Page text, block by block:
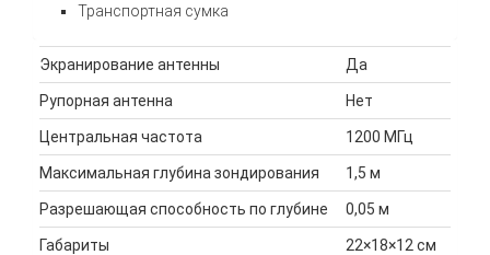
Транспортная сумка
Экранирование антенны Да
Рупорная антенна Нет
Центральная частота 1200 МГц
Максимальная глубина зондирования 1,5 м
Разрешающая способность по глубине 0,05 м
Габариты 22×18×12 см